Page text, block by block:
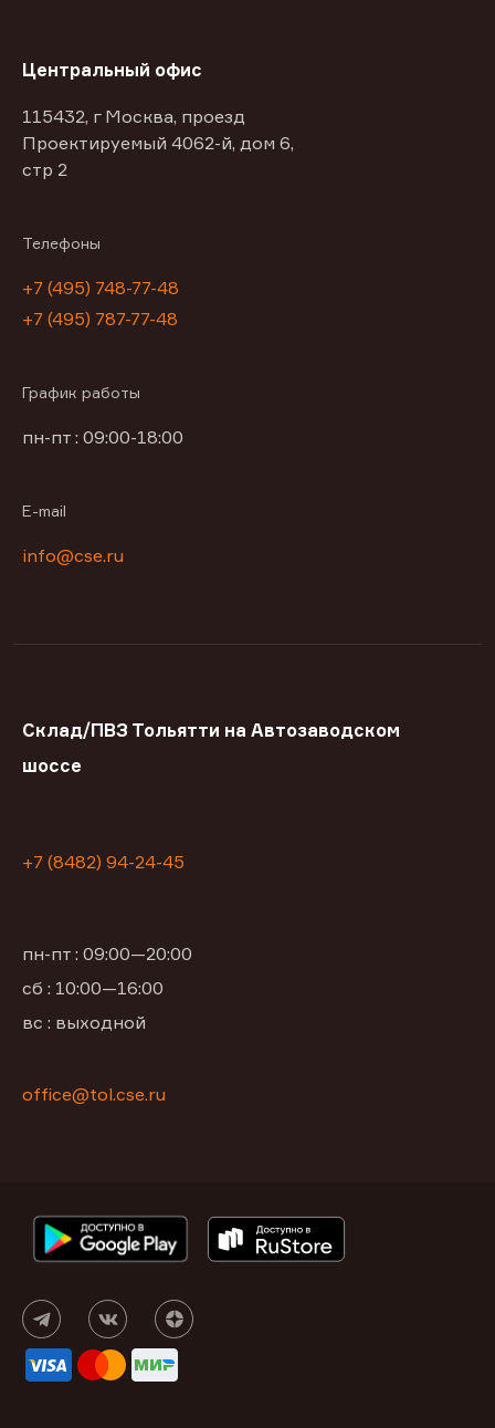
Центральный офис
115432, г Москва, проезд
Проектируемый 4062-й, дом 6,
стр 2
Телефоны
+7 (495) 748-77-48
+7 (495) 787-77-48
График работы
пн-пт : 09:00-18:00
E-mail
info@cse.ru
Склад/ПВЗ Тольятти на Автозаводском
шоссе
+7 (8482) 94-24-45
пн-пт : 09:00—20:00
сб : 10:00—16:00
вс : выходной
office@tol.cse.ru